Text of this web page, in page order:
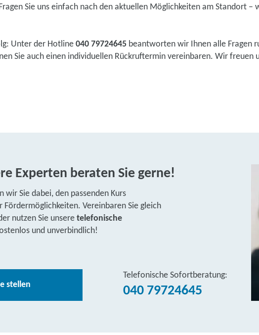
Sie uns einfach nach den aktuellen Möglichkeiten am Standort –
Unter der Hotline 040 79724645 beantworten wir Ihnen alle Fragen
Sie auch einen individuellen Rückruftermin vereinbaren. Wir freuen
Experten beraten Sie gerne!
Sie dabei, den passenden Kurs
Vereinbaren Sie gleich
nutzen Sie unsere telefonische
und unverbindlich!
stellen
Telefonische Sofortberatung:
040 79724645